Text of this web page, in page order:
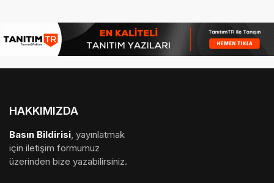
HAKKIMIZDA
Basın Bildirisi, yayınlatmak
için iletişim formumuz
üzerinden bize yazabilirsiniz.